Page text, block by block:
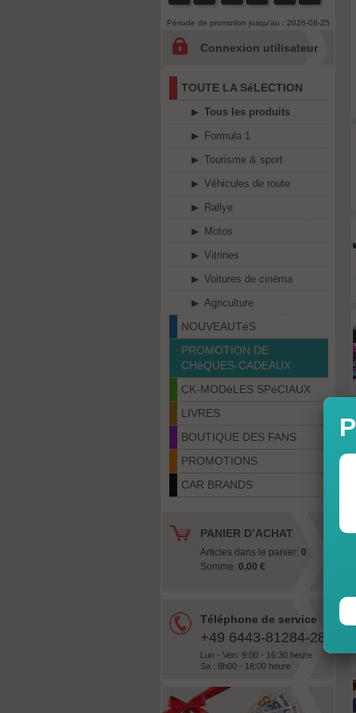
Période de promotion jusqu'au : 2026-08-25
Connexion utilisateur
TOUTE LA SéLECTION
Tous les produits
Formula 1
Tourisme & sport
Véhicules de route
Rallye
Motos
Vitrines
Voitures de cinéma
Agriculture
NOUVEAUTéS
PROMOTION DE
CHèQUES-CADEAUX
CK-MODèLES SPéCIAUX
LIVRES
BOUTIQUE DES FANS
PROMOTIONS
CAR BRANDS
PANIER D’ACHAT
Articles dans le panier: 0
Somme: 0,00 €
Téléphone de service
+49 6443-81284-28
Lun - Ven: 9:00 - 16:30 heure
Sa : 8h00 - 18:00 heure